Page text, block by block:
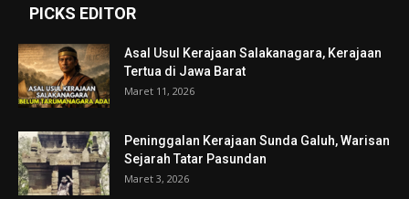
PICKS EDITOR
Asal Usul Kerajaan Salakanagara, Kerajaan
Tertua di Jawa Barat
Maret 11, 2026
Peninggalan Kerajaan Sunda Galuh, Warisan
Sejarah Tatar Pasundan
Maret 3, 2026